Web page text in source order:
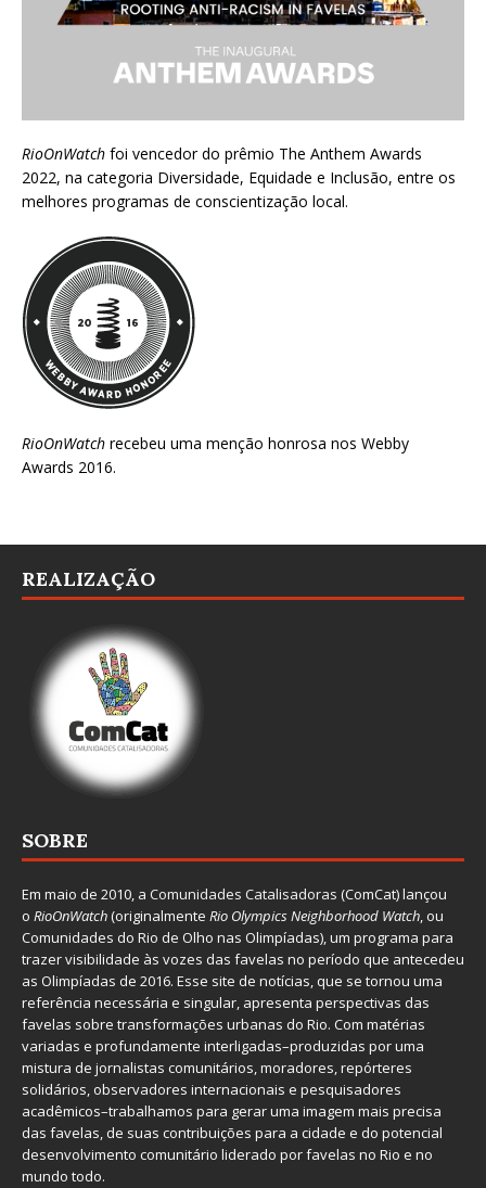
RioOnWatch foi vencedor do prêmio The Anthem Awards
2022, na categoria Diversidade, Equidade e Inclusão, entre os
melhores programas de conscientização local.
RioOnWatch recebeu uma menção honrosa nos Webby
Awards 2016.
REALIZAÇÃO
SOBRE
Em maio de 2010, a Comunidades Catalisadoras (ComCat) lançou
o RioOnWatch(originalmente Rio Olympics Neighborhood Watch, ou
Comunidades do Rio de Olho nas Olimpíadas), um programa para
trazer visibilidade às vozes das favelas no período que antecedeu
as Olimpíadas de 2016. Esse site de notícias, que se tornou uma
referência necessária e singular, apresenta perspectivas das
favelas sobre transformações urbanas do Rio. Com matérias
variadas e profundamente interligadas–produzidas por uma
mistura de jornalistas comunitários, moradores, repórteres
solidários, observadores internacionais e pesquisadores
acadêmicos–trabalhamos para gerar uma imagem mais precisa
das favelas, de suas contribuições para a cidade e do potencial
desenvolvimento comunitário liderado por favelas no Rio e no
mundo todo.